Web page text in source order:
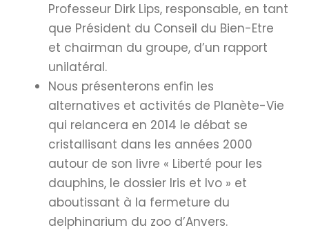
Professeur Dirk Lips, responsable, en tant
que Président du Conseil du Bien-Etre
et chairman du groupe, d’un rapport
unilatéral.
Nous présenterons enfin les
alternatives et activités de Planète-Vie
qui relancera en 2014 le débat se
cristallisant dans les années 2000
autour de son livre « Liberté pour les
dauphins, le dossier Iris et Ivo » et
aboutissant à la fermeture du
delphinarium du zoo d’Anvers.